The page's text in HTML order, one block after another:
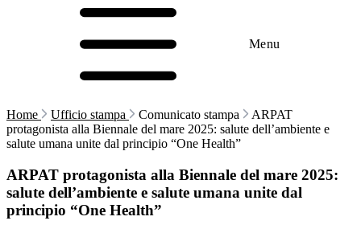
Menu
Home Ufficio stampa Comunicato stampa
ARPAT
protagonista alla Biennale del mare 2025: salute dell’ambiente e
salute umana unite dal principio “One Health”
ARPAT protagonista alla Biennale del mare 2025:
salute dell’ambiente e salute umana unite dal
principio “One Health”